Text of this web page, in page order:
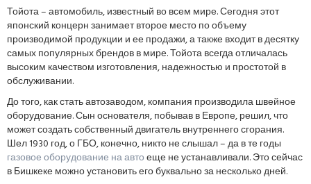
Тойота – автомобиль, известный во всем мире. Сегодня этот
японский концерн занимает второе место по объему
производимой продукции и ее продажи, а также входит в десятку
самых популярных брендов в мире. Тойота всегда отличалась
высоким качеством изготовления, надежностью и простотой в
обслуживании.
До того, как стать автозаводом, компания производила швейное
оборудование. Сын основателя, побывав в Европе, решил, что
может создать собственный двигатель внутреннего сгорания.
Шел 1930 год, о ГБО, конечно, никто не слышал – да в те годы
газовое оборудование на автоеще не устанавливали. Это сейчас
в Бишкеке можно установить его буквально за несколько дней.